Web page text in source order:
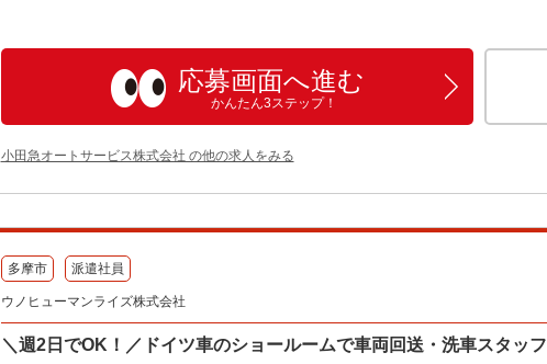
応募画面へ進む
かんたん3ステップ！
小田急オートサービス株式会社 の他の求人をみる
多摩市 派遣社員
ウノヒューマンライズ株式会社
＼週2日でOK！／ドイツ車のショールームで車両回送・洗車スタッフ